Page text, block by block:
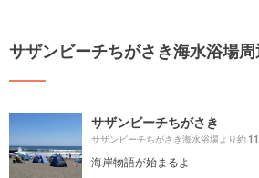
サザンビーチちがさき海水浴場
サザンビーチちがさき
サザンビーチちがさき海水浴場より約
海岸物語が始まるよ